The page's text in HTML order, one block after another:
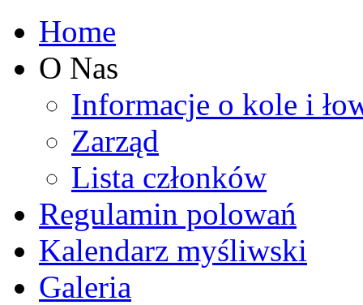
Home
O Nas
Informacje o kole i
Zarząd
Lista członków
Regulamin polowań
Kalendarz myśliwski
Galeria